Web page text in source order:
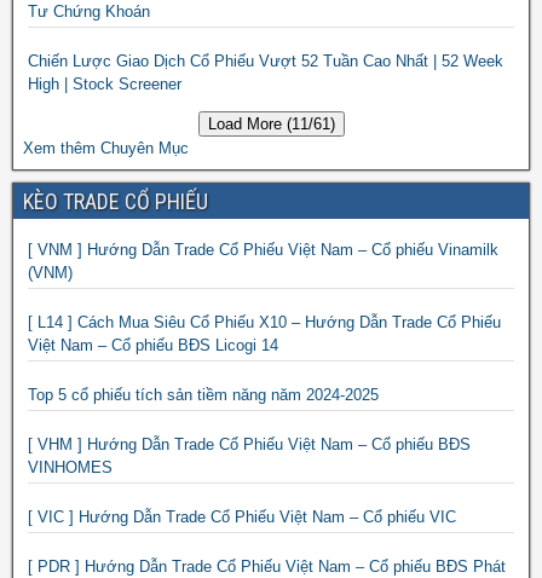
Tư Chứng Khoán
Chiến Lược Giao Dịch Cổ Phiếu Vượt 52 Tuần Cao Nhất | 52 Week
High | Stock Screener
Load More (11/61)
Xem thêm Chuyên Mục
KÈO TRADE CỔ PHIẾU
[ VNM ] Hướng Dẫn Trade Cổ Phiếu Việt Nam – Cổ phiếu Vinamilk
(VNM)
[ L14 ] Cách Mua Siêu Cổ Phiếu X10 – Hướng Dẫn Trade Cổ Phiếu
Việt Nam – Cổ phiếu BĐS Licogi 14
Top 5 cổ phiếu tích sản tiềm năng năm 2024-2025
[ VHM ] Hướng Dẫn Trade Cổ Phiếu Việt Nam – Cổ phiếu BĐS
VINHOMES
[ VIC ] Hướng Dẫn Trade Cổ Phiếu Việt Nam – Cổ phiếu VIC
[ PDR ] Hướng Dẫn Trade Cổ Phiếu Việt Nam – Cổ phiếu BĐS Phát